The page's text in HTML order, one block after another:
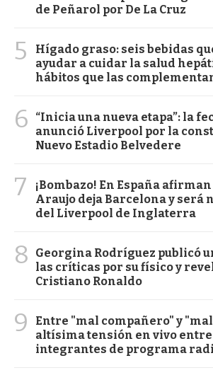
de Peñarol por De La Cruz
5
Hígado graso: seis bebidas
ayudar a cuidar la salud
hábitos que las
6
“Inicia una nueva etapa”: la
anunció Liverpool por la
Nuevo Estadio Belvedere
7
¡Bombazo! En España
Araujo deja Barcelona y será
del Liverpool de Inglaterra
8
Georgina Rodríguez publicó
las críticas por su físico y
Cristiano Ronaldo
9
Entre "mal compañero" y
altísima tensión en vivo entre
integrantes de programa